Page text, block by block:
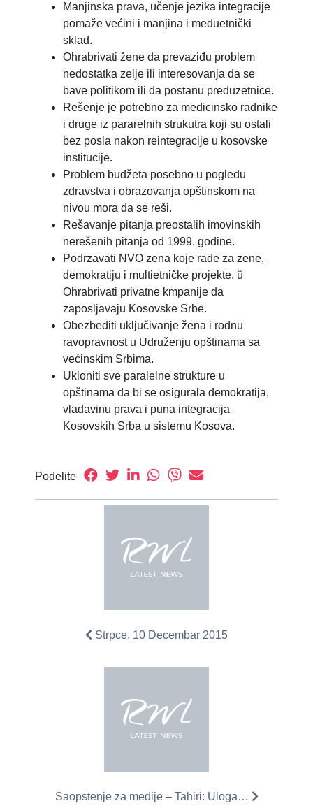
Manjinska prava, učenje jezika integracije
pomaže većini i manjina i međuetnički
sklad.
Ohrabrivati žene da prevaziđu problem
nedostatka zelje ili interesovanja da se
bave politikom ili da postanu preduzetnice.
Rešenje je potrebno za medicinsko radnike
i druge iz pararelnih strukutra koji su ostali
bez posla nakon reintegracije u kosovske
institucije.
Problem budžeta posebno u pogledu
zdravstva i obrazovanja opštinskom na
nivou mora da se reši.
Rešavanje pitanja preostalih imovinskih
nerešenih pitanja od 1999. godine.
Podrzavati NVO zena koje rade za zene,
demokratiju i multietničke projekte. ü
Ohrabrivati privatne kmpanije da
zaposljavaju Kosovske Srbe.
Obezbediti uključivanje žena i rodnu
ravopravnost u Udruženju opštinama sa
većinskim Srbima.
Ukloniti sve paralelne strukture u
opštinama da bi se osigurala demokratija,
vladavinu prava i puna integracija
Kosovskih Srba u sistemu Kosova.
Podelite
Strpce, 10 Decembar 2015
Saopstenje za medije – Tahiri: Uloga…